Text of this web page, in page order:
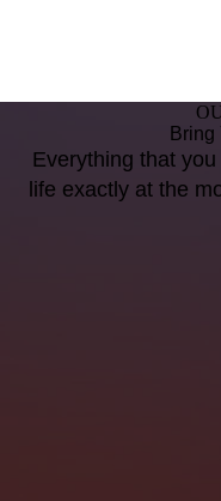
Bring
Everything that
life exactly at the